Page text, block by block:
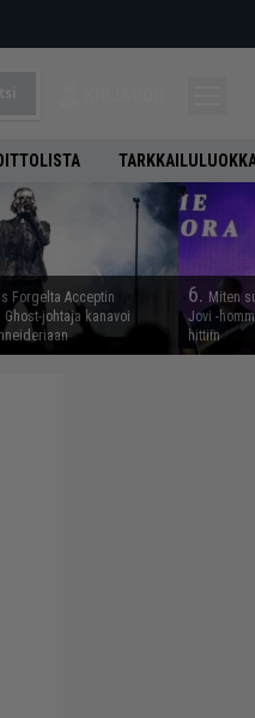
Forgelta Acceptin
johtaja kanavoi
6. Miten
Jovi -
hittiin